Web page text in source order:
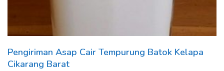
Pengiriman Asap Cair Tempurung Batok Kelapa
Cikarang Barat